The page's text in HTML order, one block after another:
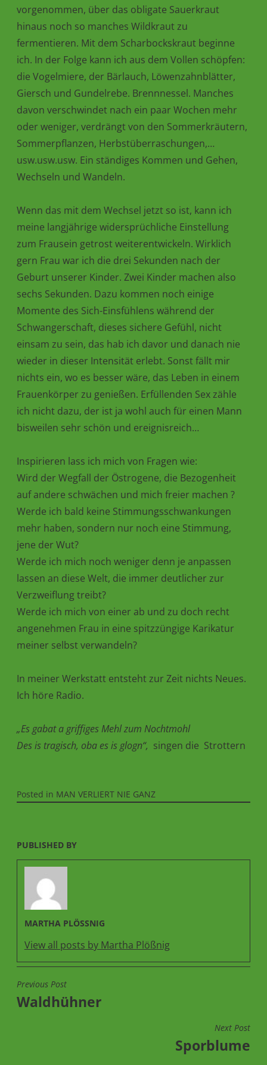
vorgenommen, über das obligate Sauerkraut
hinaus noch so manches Wildkraut zu
fermentieren. Mit dem Scharbockskraut beginne
ich. In der Folge kann ich aus dem Vollen schöpfen:
die Vogelmiere, der Bärlauch, Löwenzahnblätter,
Giersch und Gundelrebe. Brennnessel. Manches
davon verschwindet nach ein paar Wochen mehr
oder weniger, verdrängt von den Sommerkräutern,
Sommerpflanzen, Herbstüberraschungen,…
usw.usw.usw. Ein ständiges Kommen und Gehen,
Wechseln und Wandeln.
Wenn das mit dem Wechsel jetzt so ist, kann ich
meine langjährige widersprüchliche Einstellung
zum Frausein getrost weiterentwickeln. Wirklich
gern Frau war ich die drei Sekunden nach der
Geburt unserer Kinder. Zwei Kinder machen also
sechs Sekunden. Dazu kommen noch einige
Momente des Sich-Einsfühlens während der
Schwangerschaft, dieses sichere Gefühl, nicht
einsam zu sein, das hab ich davor und danach nie
wieder in dieser Intensität erlebt. Sonst fällt mir
nichts ein, wo es besser wäre, das Leben in einem
Frauenkörper zu genießen. Erfüllenden Sex zähle
ich nicht dazu, der ist ja wohl auch für einen Mann
bisweilen sehr schön und ereignisreich…
Inspirieren lass ich mich von Fragen wie:
Wird der Wegfall der Östrogene, die Bezogenheit
auf andere schwächen und mich freier machen ?
Werde ich bald keine Stimmungsschwankungen
mehr haben, sondern nur noch eine Stimmung,
jene der Wut?
Werde ich mich noch weniger denn je anpassen
lassen an diese Welt, die immer deutlicher zur
Verzweiflung treibt?
Werde ich mich von einer ab und zu doch recht
angenehmen Frau in eine spitzzüngige Karikatur
meiner selbst verwandeln?
In meiner Werkstatt entsteht zur Zeit nichts Neues.
Ich höre Radio.
„Es gabat a griffiges Mehl zum Nochtmohl
Des is tragisch, oba es is glogn“, singen die Strottern
Posted in MAN VERLIERT NIE GANZ
PUBLISHED BY
MARTHA PLÖSSNIG
View all posts by Martha Plößnig
BEITRAGSNAVIGATION
Previous Post
Waldhühner
Next Post
Sporblume